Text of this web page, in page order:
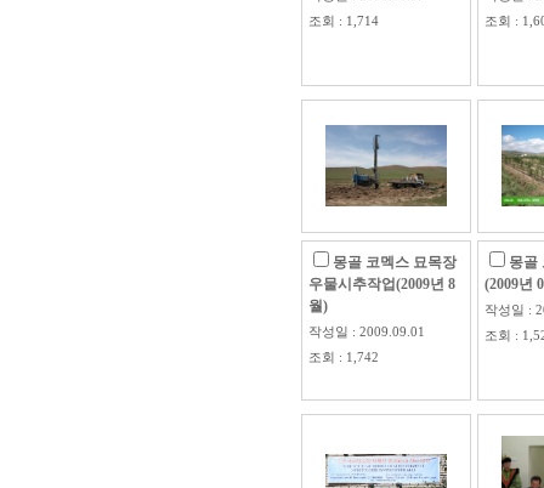
조회 : 1,714
조회 :
몽골 코멕스 묘목장
우물시추작업(2009년 8
월)
작성일 : 2009.09.01
조회 : 1,742
몽골
(2009년
작성일 :
조회 :